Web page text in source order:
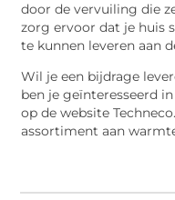
door de vervuiling die
zorg ervoor dat je huis
te kunnen leveren aan
Wil je een bijdrage
ben je geïnteresseerd
op de website
assortiment aan